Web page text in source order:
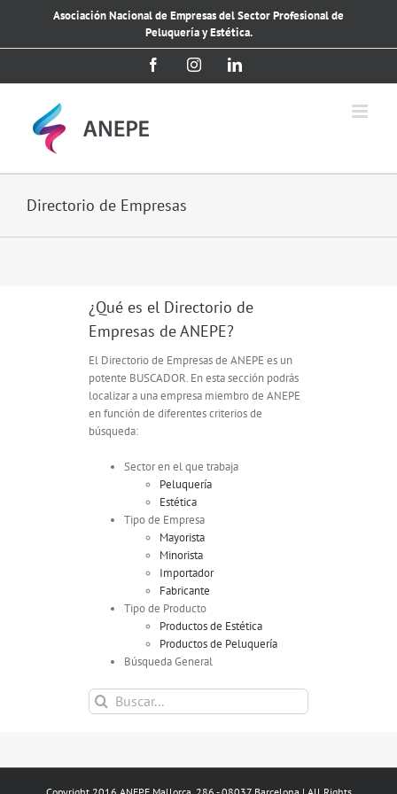
Asociación Nacional de Empresas del Sector Profesional de
Peluquería y Estética.
FacebookInstagramLinkedIn
Directorio de Empresas
¿Qué es el Directorio de
Empresas de ANEPE?
El Directorio de Empresas de ANEPE es un
potente BUSCADOR. En esta sección podrás
localizar a una empresa miembro de ANEPE
en función de diferentes criterios de
búsqueda:
Sector en el que trabaja
Peluquería
Estética
Tipo de Empresa
Mayorista
Minorista
Importador
Fabricante
Tipo de Producto
Productos de Estética
Productos de Peluquería
Búsqueda General
Buscar: